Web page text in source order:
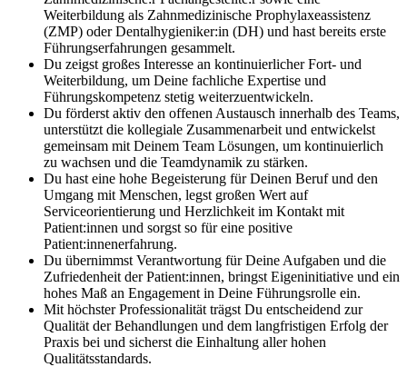
Weiterbildung als Zahnmedizinische Prophylaxeassistenz
(ZMP) oder Dentalhygieniker:in (DH) und hast bereits erste
Führungserfahrungen gesammelt.
Du zeigst großes Interesse an kontinuierlicher Fort- und
Weiterbildung, um Deine fachliche Expertise und
Führungskompetenz stetig weiterzuentwickeln.
Du förderst aktiv den offenen Austausch innerhalb des Teams,
unterstützt die kollegiale Zusammenarbeit und entwickelst
gemeinsam mit Deinem Team Lösungen, um kontinuierlich
zu wachsen und die Teamdynamik zu stärken.
Du hast eine hohe Begeisterung für Deinen Beruf und den
Umgang mit Menschen, legst großen Wert auf
Serviceorientierung und Herzlichkeit im Kontakt mit
Patient:innen und sorgst so für eine positive
Patient:innenerfahrung.
Du übernimmst Verantwortung für Deine Aufgaben und die
Zufriedenheit der Patient:innen, bringst Eigeninitiative und ein
hohes Maß an Engagement in Deine Führungsrolle ein.
Mit höchster Professionalität trägst Du entscheidend zur
Qualität der Behandlungen und dem langfristigen Erfolg der
Praxis bei und sicherst die Einhaltung aller hohen
Qualitätsstandards.